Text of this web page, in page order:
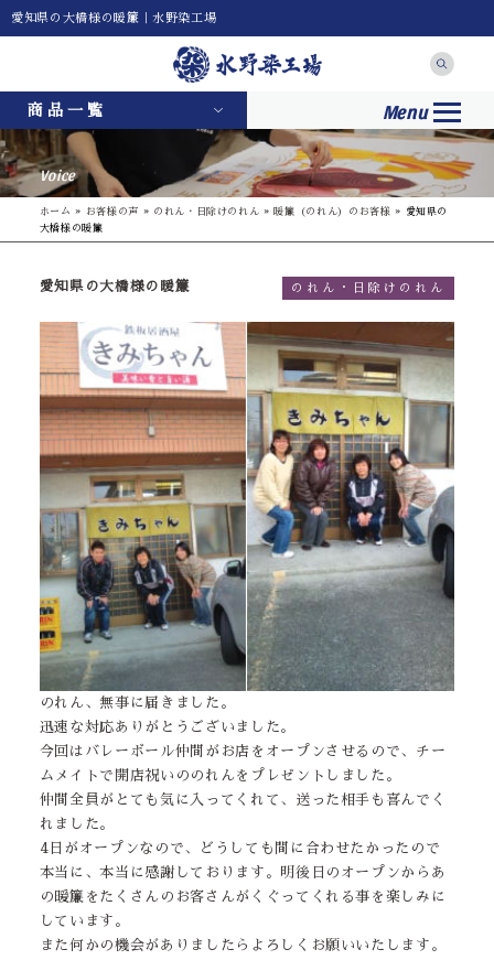
愛知県の大橋様の暖簾｜水野染工場
商品一覧 Menu
Voice
ホーム » お客様の声 » のれん・日除けのれん » 暖簾（のれん）のお客様 »
愛知県の
大橋様の暖簾
愛知県の大橋様の暖簾 のれん・日除けのれん
のれん、無事に届きました。
迅速な対応ありがとうございました。
今回はバレーボール仲間がお店をオープンさせるので、チー
ムメイトで開店祝いののれんをプレゼントしました。
仲間全員がとても気に入ってくれて、送った相手も喜んでく
れました。
4日がオープンなので、どうしても間に合わせたかったので
本当に、本当に感謝しております。明後日のオープンからあ
の暖簾をたくさんのお客さんがくぐってくれる事を楽しみに
しています。
また何かの機会がありましたらよろしくお願いいたします。